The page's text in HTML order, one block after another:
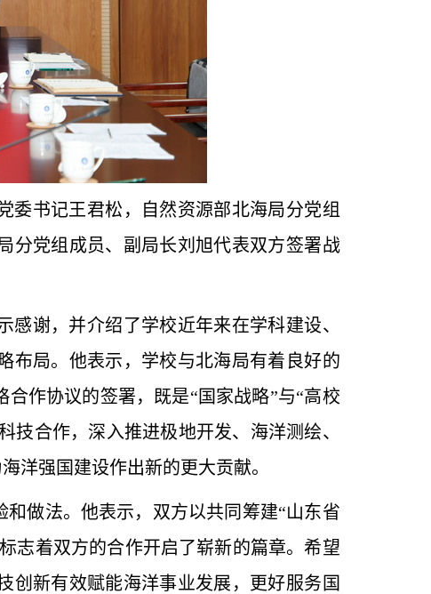
委书记王君松 ，自然资源部北海局分党组
分党组成员、副局长刘旭代表双方签署战
谢，并介绍了学校近年来在学科建设、
布局。他表示，学校与北海局有着良好的
作协议的签署，既是“国家战略”与“高校
技合作，深入推进极地开发、海洋测绘、
洋强国建设作出新的更大贡献。
做法。他表示，双方以共同筹建“山东省
志着双方的合作开启了崭新的篇章。希望
创新有效赋能海洋事业发展，更好服务国